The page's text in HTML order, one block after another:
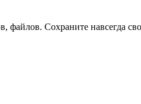
Сохраните навсегда